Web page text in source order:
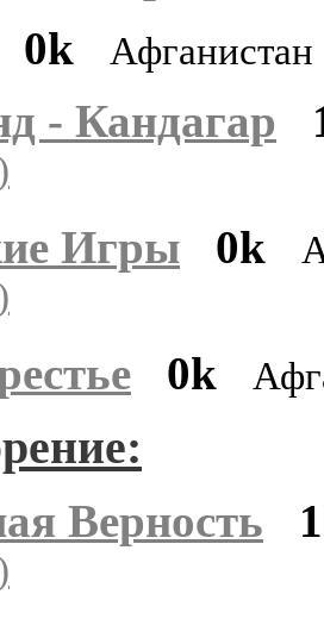
0k Афганистан
- Кандагар
Игры
0k
0k
Верность